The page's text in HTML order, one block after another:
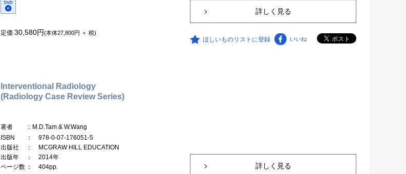
定価 30,580円(本体27,800円 ＋ 税)
詳しく見る
ほしいものリストに登録 いいね
Interventional Radiology
(Radiology Case Review Series)
著者
：M.D.Tam & W.Wang
ISBN
： 978-0-07-176051-5
出版社
： MCGRAW HILL EDUCATION
出版年
： 2014年
ページ数 ： 404pp. 詳しく見る